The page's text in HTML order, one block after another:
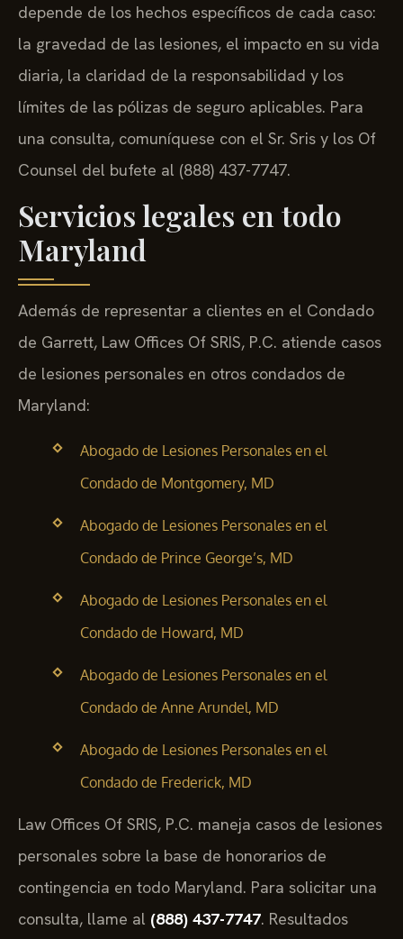
depende de los hechos específicos de cada caso:
la gravedad de las lesiones, el impacto en su vida
diaria, la claridad de la responsabilidad y los
límites de las pólizas de seguro aplicables. Para
una consulta, comuníquese con el Sr. Sris y los Of
Counsel del bufete al (888) 437-7747.
Servicios legales en todo
Maryland
Además de representar a clientes en el Condado
de Garrett, Law Offices Of SRIS, P.C. atiende casos
de lesiones personales en otros condados de
Maryland:
Abogado de Lesiones Personales en el
Condado de Montgomery, MD
Abogado de Lesiones Personales en el
Condado de Prince George’s, MD
Abogado de Lesiones Personales en el
Condado de Howard, MD
Abogado de Lesiones Personales en el
Condado de Anne Arundel, MD
Abogado de Lesiones Personales en el
Condado de Frederick, MD
Law Offices Of SRIS, P.C. maneja casos de lesiones
personales sobre la base de honorarios de
contingencia en todo Maryland. Para solicitar una
consulta, llame al (888) 437-7747. Resultados